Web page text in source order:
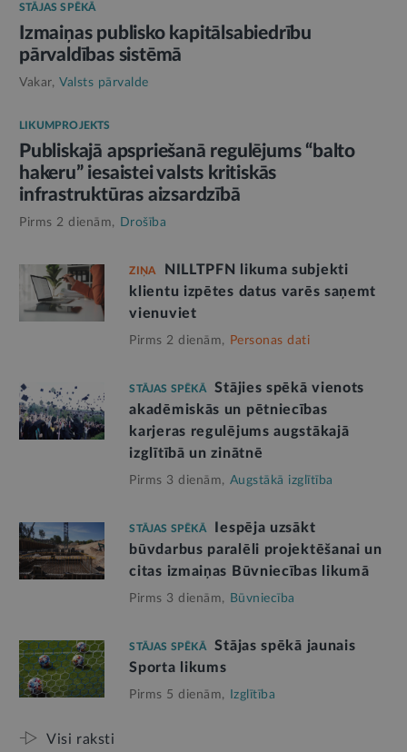
STĀJAS SPĒKĀ
Izmaiņas publisko kapitālsabiedrību
pārvaldības sistēmā
Vakar, Valsts pārvalde
LIKUMPROJEKTS
Publiskajā apspriešanā regulējums “balto
hakeru” iesaistei valsts kritiskās
infrastruktūras aizsardzībā
Pirms 2 dienām, Drošība
ZIŅA
NILLTPFN likuma subjekti
klientu izpētes datus varēs saņemt
vienuviet
Pirms 2 dienām, Personas dati
STĀJAS SPĒKĀ
Stājies spēkā vienots
akadēmiskās un pētniecības
karjeras regulējums augstākajā
izglītībā un zinātnē
Pirms 3 dienām, Augstākā izglītība
STĀJAS SPĒKĀ
Iespēja uzsākt
būvdarbus paralēli projektēšanai un
citas izmaiņas Būvniecības likumā
Pirms 3 dienām, Būvniecība
STĀJAS SPĒKĀ
Stājas spēkā jaunais
Sporta likums
Pirms 5 dienām, Izglītība
Visi raksti